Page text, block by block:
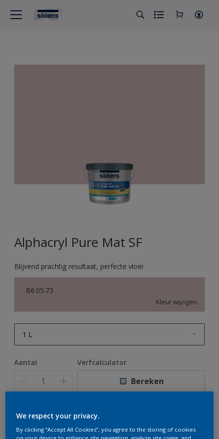
Alphacryl Pure Mat SF
Blijvend prachtig resultaat, perfecte vloei
B6.05.73
Kleur wijzigen
1 L
Aantal Verfcalculator
Bereken
Op dit moment is het niet mogelijk dit product online
te bestellen. Houd de website in de gaten, we werken
We respect your privacy.
By clicking “Accept All Cookies”, you agree to the storing of cookies
on your device to enhance site navigation, analyze site usage, and